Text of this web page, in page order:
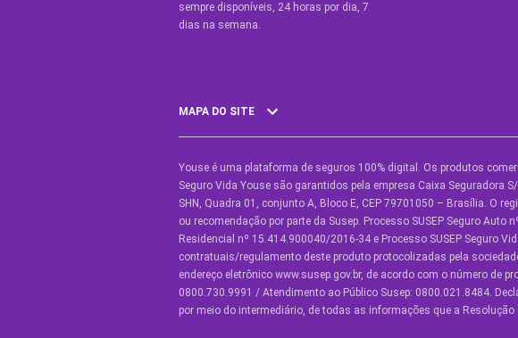
sempre disponíveis, 24 horas por dia, 7
dias na semana.
MAPA DO SITE
SEGUROS
Seguro Auto
Seguro Auto para Terceiros
Seguro por Marcas de Carro
Seguro Residencial
OUTROS SERVIÇOS
Youse Friends
Clube de Benefícios
Clube de Oficinas
Convide e ganhe
Youse é uma plataforma de seguros 100% digital. Os produtos
Seguro Vida Youse são garantidos pela empresa Caixa Seguradora
SHN, Quadra 01, conjunto A, Bloco E, CEP 79701050 – Brasília. O
ou recomendação por parte da Susep. Processo SUSEP Seguro Auto
Residencial nº 15.414.900040/2016-34 e Processo SUSEP Seguro
contratuais/regulamento deste produto protocolizadas pela
endereço eletrônico www.susep.gov.br, de acordo com o número de
0800.730.9991 / Atendimento ao Público Susep: 0800.021.8484.
por meio do intermediário, de todas as informações que a